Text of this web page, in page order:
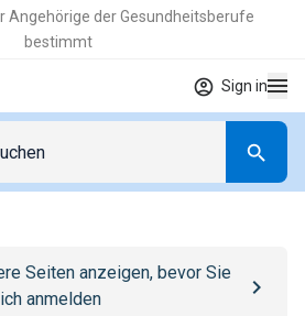
Angehörige der Gesundheitsberufe
bestimmt
Sign in
Seiten anzeigen, bevor Sie
anmelden